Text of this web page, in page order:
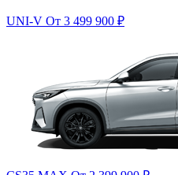
UNI-V От 3 499 900 ₽